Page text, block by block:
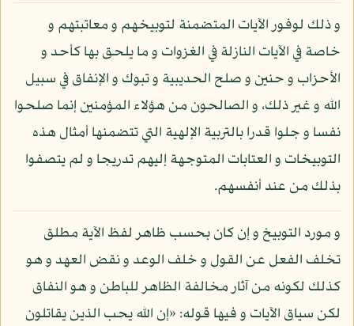
و ذلك لوفور الآيات المتضمنة لتوبيخهم و معاتبتهم و
خاصة في الآيات النازلة في الغزوات و ما يلحق بها كأحد و
الأحزاب و حنين و صلح الحديبية و تبوك و الإنفاق في سبيل
الله و غير ذلك، و الصالحون من هؤلاء المؤمنين إنما صلحوا
نفسا و جلوا قدرا بالتربية الإلهية التي تتضمنها أمثال هذه
التوبيخات و العتابات المتوجهة إليهم تدريجا و لم يتصفوا
بذلك من عند أنفسهم.
و مورد التوبيخ و إن كان بحسب ظاهر لفظ الآية مطلق
تخلف الفعل عن القول و خلف الوعد و نقض العهد و هو
كذلك لكونه من آثار مخالفة الظاهر للباطن و هو النفاق
لكن سياق الآيات و فيها قوله: «إن الله يحب الذين يقاتلون